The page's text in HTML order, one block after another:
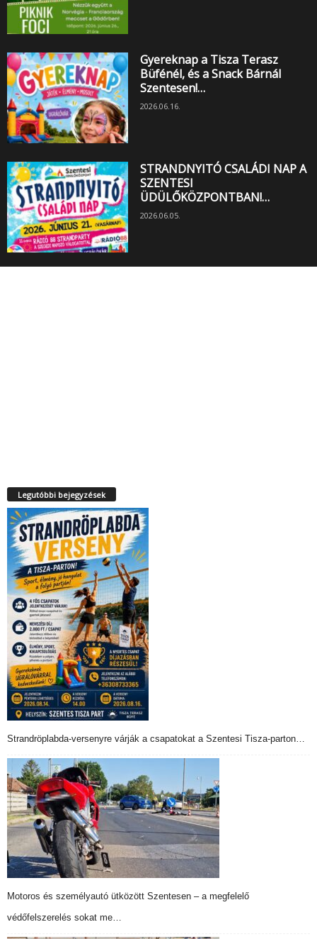
Gyereknap a Tisza Terasz
Büfénél, és a Snack Bárnál
Szentesen!…
2026.06.16.
STRANDNYITÓ CSALÁDI NAP A
SZENTESI
ÜDÜLŐKÖZPONTBAN!…
2026.06.05.
Legutóbbi bejegyzések
Strandröplabda-versenyre várják a csapatokat a Szentesi Tisza-parton…
Motoros és személyautó ütközött Szentesen – a megfelelő
védőfelszerelés sokat me…